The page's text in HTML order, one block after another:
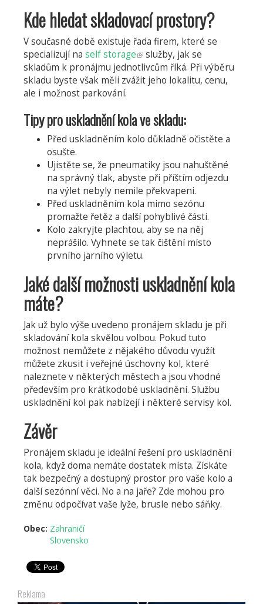
Kde hledat skladovací prostory?
V současné době existuje řada firem, které se
specializují na self storage(odkaz
je
externí)
služby, jak se
skladům k pronájmu jednotlivcům říká. Při výběru
skladu byste však měli zvážit jeho lokalitu, cenu,
ale i možnost parkování.
Tipy pro uskladnění kola ve skladu:
Před uskladněním kolo důkladně očistěte a
osušte.
Ujistěte se, že pneumatiky jsou nahuštěné
na správný tlak, abyste při příštím odjezdu
na výlet nebyly nemile překvapeni.
Před uskladněním kola mimo sezónu
promažte řetěz a další pohyblivé části.
Kolo zakryjte plachtou, aby se na něj
neprášilo. Vyhnete se tak čištění místo
prvního jarního výletu.
Jaké další možnosti uskladnění kola
máte?
Jak už bylo výše uvedeno pronájem skladu je při
skladování kola skvělou volbou. Pokud tuto
možnost nemůžete z nějakého důvodu využít
můžete zkusit i veřejné úschovny kol, které
naleznete v některých městech a jsou vhodné
především pro krátkodobé uskladnění. Službu
uskladnění kol pak nabízejí i některé servisy kol.
Závěr
Pronájem skladu je ideální řešení pro uskladnění
kola, když doma nemáte dostatek místa. Získáte
tak bezpečný a dostupný prostor pro vaše kolo a
další sezónní věci. No a na jaře? Zde mohou pro
změnu odpočívat vaše lyže, brusle nebo sáňky.
Obec: Zahraničí
Slovensko
Reklama